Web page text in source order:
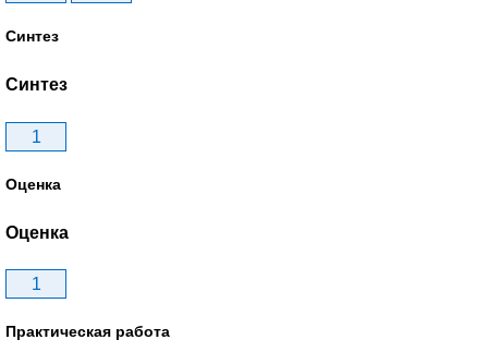
Синтез
Синтез
1
Оценка
Оценка
1
Практическая работа